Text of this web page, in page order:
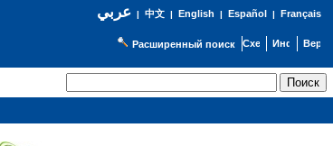
عربي| 中文| English | Español | Français
Расширенный поиск